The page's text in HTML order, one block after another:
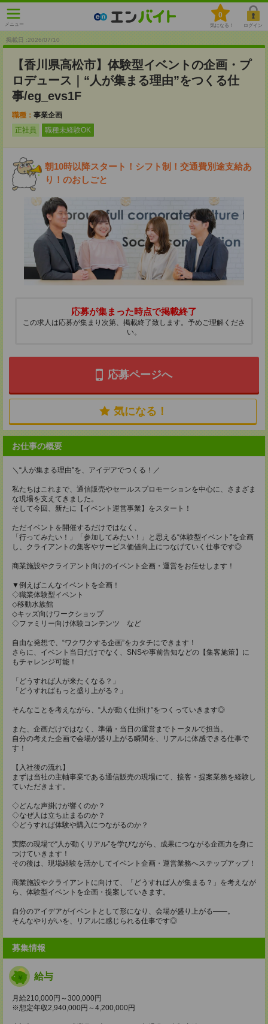
メニュー
0
気になる！ ログイン
掲載日 :2026/07/10
【香川県高松市】体験型イベントの企画・プ
ロデュース｜“人が集まる理由”をつくる仕
事/eg_evs1F
職種： 事業企画
正社員
職種未経験OK
朝10時以降スタート！シフト制！交通費別途支給あ
り！のおしごと
応募が集まった時点で掲載終了
この求人は応募が集まり次第、掲載終了致します。予めご理解くださ
い。
応募ページへ
気になる！
お仕事の概要
＼“人が集まる理由”を、アイデアでつくる！／
私たちはこれまで、通信販売やセールスプロモーションを中心に、さまざま
な現場を支えてきました。
そして今回、新たに【イベント運営事業】をスタート！
ただイベントを開催するだけではなく、
「行ってみたい！」「参加してみたい！」と思える“体験型イベント”を企画
し、クライアントの集客やサービス価値向上につなげていく仕事です◎
商業施設やクライアント向けのイベント企画・運営をお任せします！
▼例えばこんなイベントを企画！
◇職業体験型イベント
◇移動水族館
◇キッズ向けワークショップ
◇ファミリー向け体験コンテンツ など
自由な発想で、“ワクワクする企画”をカタチにできます！
さらに、イベント当日だけでなく、SNSや事前告知などの【集客施策】に
もチャレンジ可能！
「どうすれば人が来たくなる？」
「どうすればもっと盛り上がる？」
そんなことを考えながら、“人が動く仕掛け”をつくっていきます◎
また、企画だけではなく、準備・当日の運営までトータルで担当。
自分の考えた企画で会場が盛り上がる瞬間を、リアルに体感できる仕事で
す！
【入社後の流れ】
まずは当社の主軸事業である通信販売の現場にて、接客・提案業務を経験し
ていただきます。
◇どんな声掛けが響くのか？
◇なぜ人は立ち止まるのか？
◇どうすれば体験や購入につながるのか？
実際の現場で“人が動くリアル”を学びながら、成果につながる企画力を身に
つけていきます！
その後は、現場経験を活かしてイベント企画・運営業務へステップアップ！
商業施設やクライアントに向けて、「どうすれば人が集まる？」を考えなが
ら、体験型イベントを企画・提案していきます。
自分のアイデアがイベントとして形になり、会場が盛り上がる――。
そんなやりがいを、リアルに感じられる仕事です◎
募集情報
給与
月給210,000円～300,000円
※想定年収2,940,000円～4,200,000円